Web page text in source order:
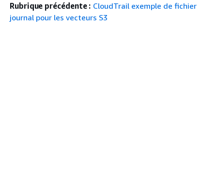
Rubrique précédente : CloudTrail exemple de fichier
journal pour les vecteurs S3